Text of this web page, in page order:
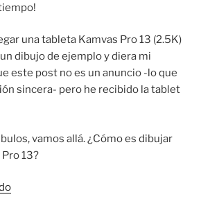
una tableta Kamvas Pro 13 (2.5K)
dibujo de ejemplo y diera mi
este post no es un anuncio -lo que
sincera- pero he recibido la tablet
vamos allá. ¿Cómo es dibujar
13?
«Review: